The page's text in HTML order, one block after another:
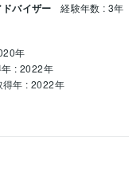
バイザー 経験年数 : 3年
年
年 : 2022年
得年 : 2022年